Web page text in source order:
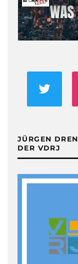
JÜRGEN
DER VDRJ